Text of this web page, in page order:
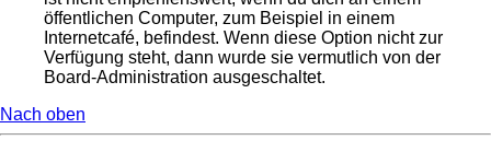
öffentlichen Computer, zum Beispiel in einem
Internetcafé, befindest. Wenn diese Option nicht zur
Verfügung steht, dann wurde sie vermutlich von der
Board-Administration ausgeschaltet.
Nach oben